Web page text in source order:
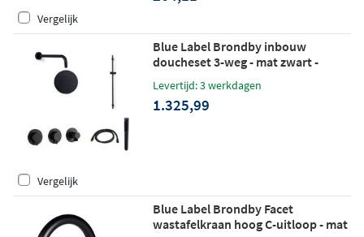
Vergelijk
Blue Label Brondby inbouw
doucheset 3-weg - mat zwart -
- wandhouder
Levertijd: 3 werkdagen
1.325,99
Vergelijk
Blue Label Brondby Facet
wastafelkraan hoog C-uitloop - mat